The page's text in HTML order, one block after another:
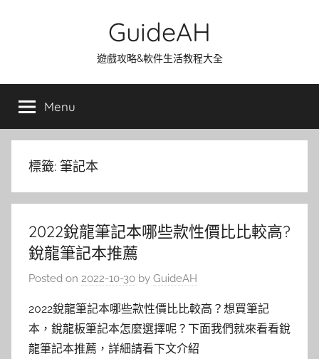
GuideAH
遊戲攻略&軟件生活教程大全
Menu
標籤: 筆記本
2022銳龍筆記本哪些款性價比比較高?
銳龍筆記本推薦
Posted on 2022-10-30 by GuideAH
2022銳龍筆記本哪些款性價比比較高？想買筆記
本，銳龍板筆記本怎麼選擇呢？下面我們就來看看銳
龍筆記本推薦，詳細請看下文介紹